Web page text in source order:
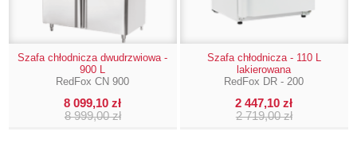
Szafa chłodnicza dwudrzwiowa -
900 L
RedFox CN 900
8 099,10 zł
8 999,00 zł
Szafa chłodnicza - 110 L
lakierowana
RedFox DR - 200
2 447,10 zł
2 719,00 zł